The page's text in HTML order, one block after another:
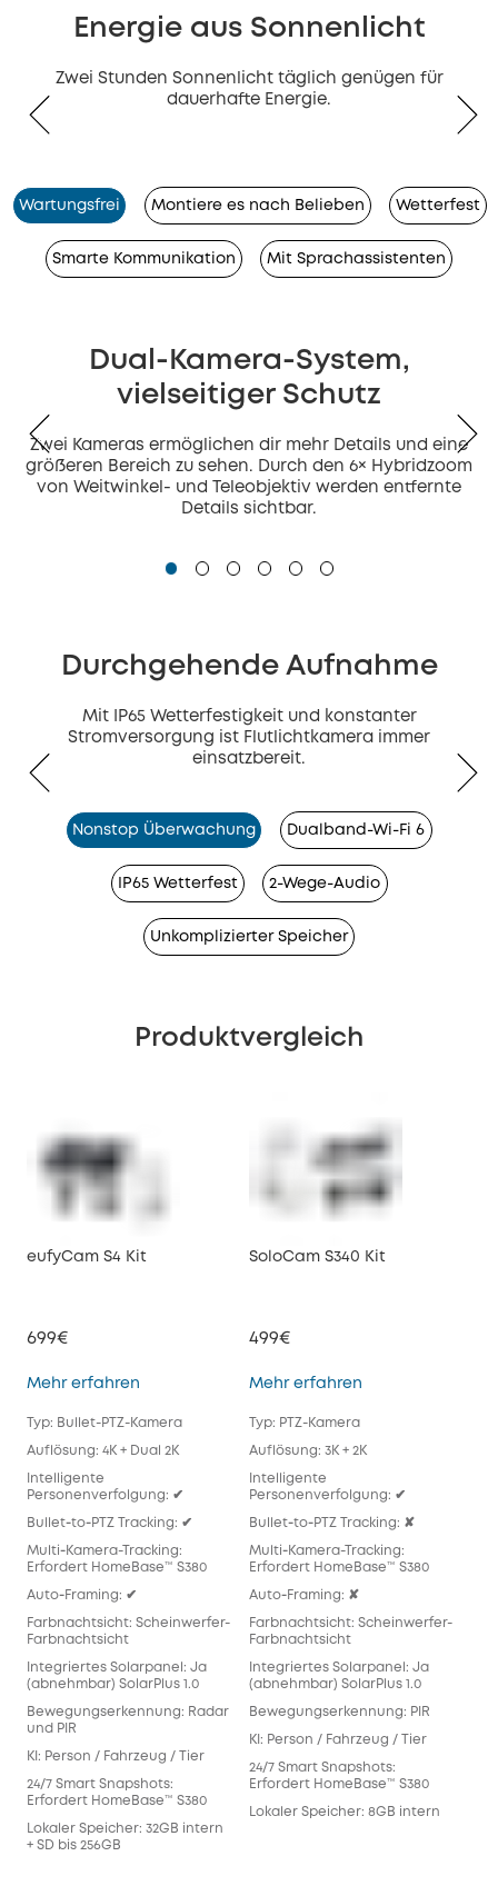
Energie aus Sonnenlicht
Zwei Stunden Sonnenlicht täglich genügen für
dauerhafte Energie.
Wartungsfrei Montiere es nach Belieben Wetterfest
Smarte Kommunikation Mit Sprachassistenten
Dual-Kamera-System,
vielseitiger Schutz
Zwei Kameras ermöglichen dir mehr Details und eine
größeren Bereich zu sehen. Durch den 6× Hybridzoom
von Weitwinkel- und Teleobjektiv werden entfernte
Details sichtbar.
Durchgehende Aufnahme
Mit IP65 Wetterfestigkeit und konstanter
Stromversorgung ist Flutlichtkamera immer
einsatzbereit.
Nonstop Überwachung Dualband-Wi-Fi 6
IP65 Wetterfest 2-Wege-Audio
Unkomplizierter Speicher
Produktvergleich
eufyCam S4 Kit
699€
Mehr erfahren eufyCam S4 Kit
Typ: Bullet-PTZ-Kamera
Auflösung: 4K + Dual 2K
Intelligente
Personenverfolgung: ✔
Bullet‑to‑PTZ Tracking: ✔
Multi‑Kamera-Tracking:
Erfordert HomeBase™ S380
Auto‑Framing: ✔
Farbnachtsicht: Scheinwerfer-
Farbnachtsicht
Integriertes Solarpanel: Ja
(abnehmbar) SolarPlus 1.0
Bewegungserkennung: Radar
und PIR
KI: Person / Fahrzeug / Tier
24/7 Smart Snapshots:
Erfordert HomeBase™ S380
Lokaler Speicher: 32GB intern
+ SD bis 256GB
SoloCam S340 Kit
499€
Mehr erfahren
Typ: PTZ-Kamera
Auflösung: 3K + 2K
Intelligente
Personenverfolgung: ✔
Bullet‑to‑PTZ Tracking: ✘
Multi‑Kamera-Tracking:
Erfordert HomeBase™ S380
Auto‑Framing: ✘
Farbnachtsicht: Scheinwerfer-
Farbnachtsicht
Integriertes Solarpanel: Ja
(abnehmbar) SolarPlus 1.0
Bewegungserkennung: PIR
KI: Person / Fahrzeug / Tier
24/7 Smart Snapshots:
Erfordert HomeBase™ S380
Lokaler Speicher: 8GB intern